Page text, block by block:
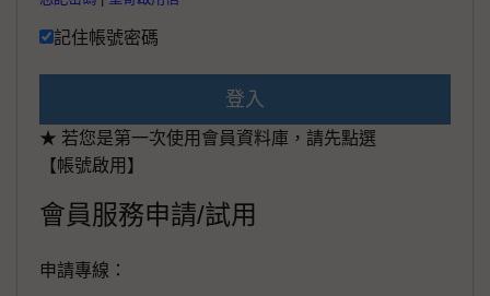
記住帳號密碼
登入
★ 若您是第一次使用會員資料庫，請先點選
【帳號啟用】
會員服務申請/試用
申請專線：